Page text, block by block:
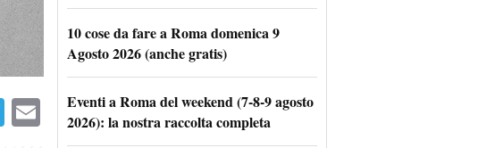
Telegram
Email
10 cose da fare a Roma domenica 9
Agosto 2026 (anche gratis)
Eventi a Roma del weekend (7-8-9 agosto
2026): la nostra raccolta completa